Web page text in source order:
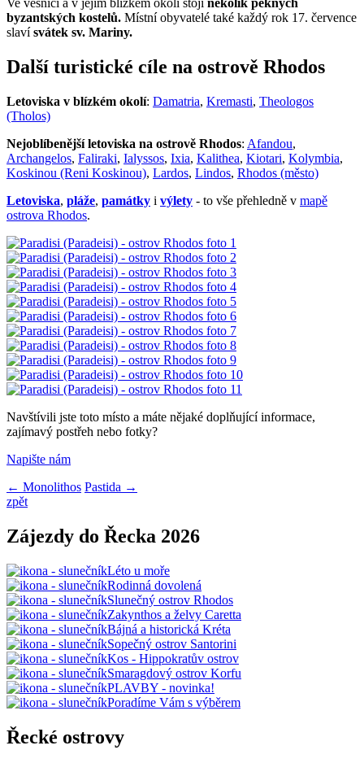
Ve vesnici a v jejím blízkém okolí stojí několik pěkných
byzantských kostelů. Místní obyvatelé také každý rok 17. července
slavísvátek sv. Mariny.
Další turistické cíle na ostrově Rhodos
Letoviska v blízkém okolí: Damatria, Kremasti, Theologos
(Tholos)
Nejoblíbenější letoviska na ostrově Rhodos: Afandou,
Archangelos, Faliraki, Ialyssos, Ixia, Kalithea, Kiotari, Kolymbia,
Koskinou (Reni Koskinou), Lardos, Lindos, Rhodos (město)
Letoviska, pláže, památky i výlety - to vše přehledně v mapě
ostrova Rhodos.
Navštívili jste toto místo a máte nějaké doplňující informace,
zajímavý postřeh nebo fotky?
Napište nám
← Monolithos Pastida →
zpět
Zájezdy do Řecka 2026
Léto u moře
Rodinná dovolená
Slunečný ostrov Rhodos
Zakynthos a želvy Caretta
Bájná a historická Kréta
Sopečný ostrov Santorini
Kos - Hippokratův ostrov
Smaragdový ostrov Korfu
PLAVBY - novinka!
Poradíme Vám s výběrem
Řecké ostrovy